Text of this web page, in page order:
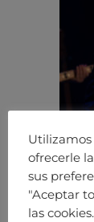
Utilizamos
ofrecerle
sus
"Aceptar
las